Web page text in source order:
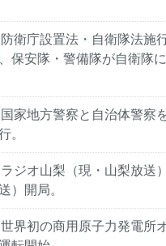
衛庁設置法・自衛隊法施
保安隊・警備隊が自衛隊
家地方警察と自治体警察
。
ジオ山梨（現・山梨放送
）開局。
界初の商用原子力発電所